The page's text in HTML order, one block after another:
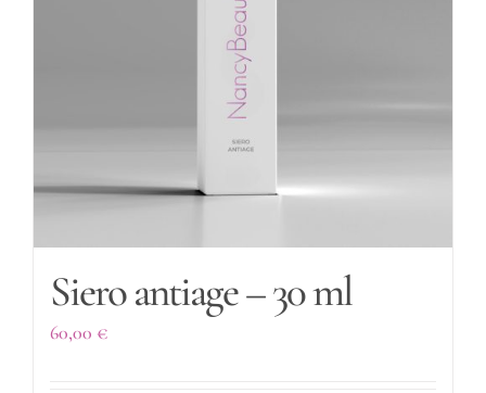
Siero antiage – 30 ml
60,00 €